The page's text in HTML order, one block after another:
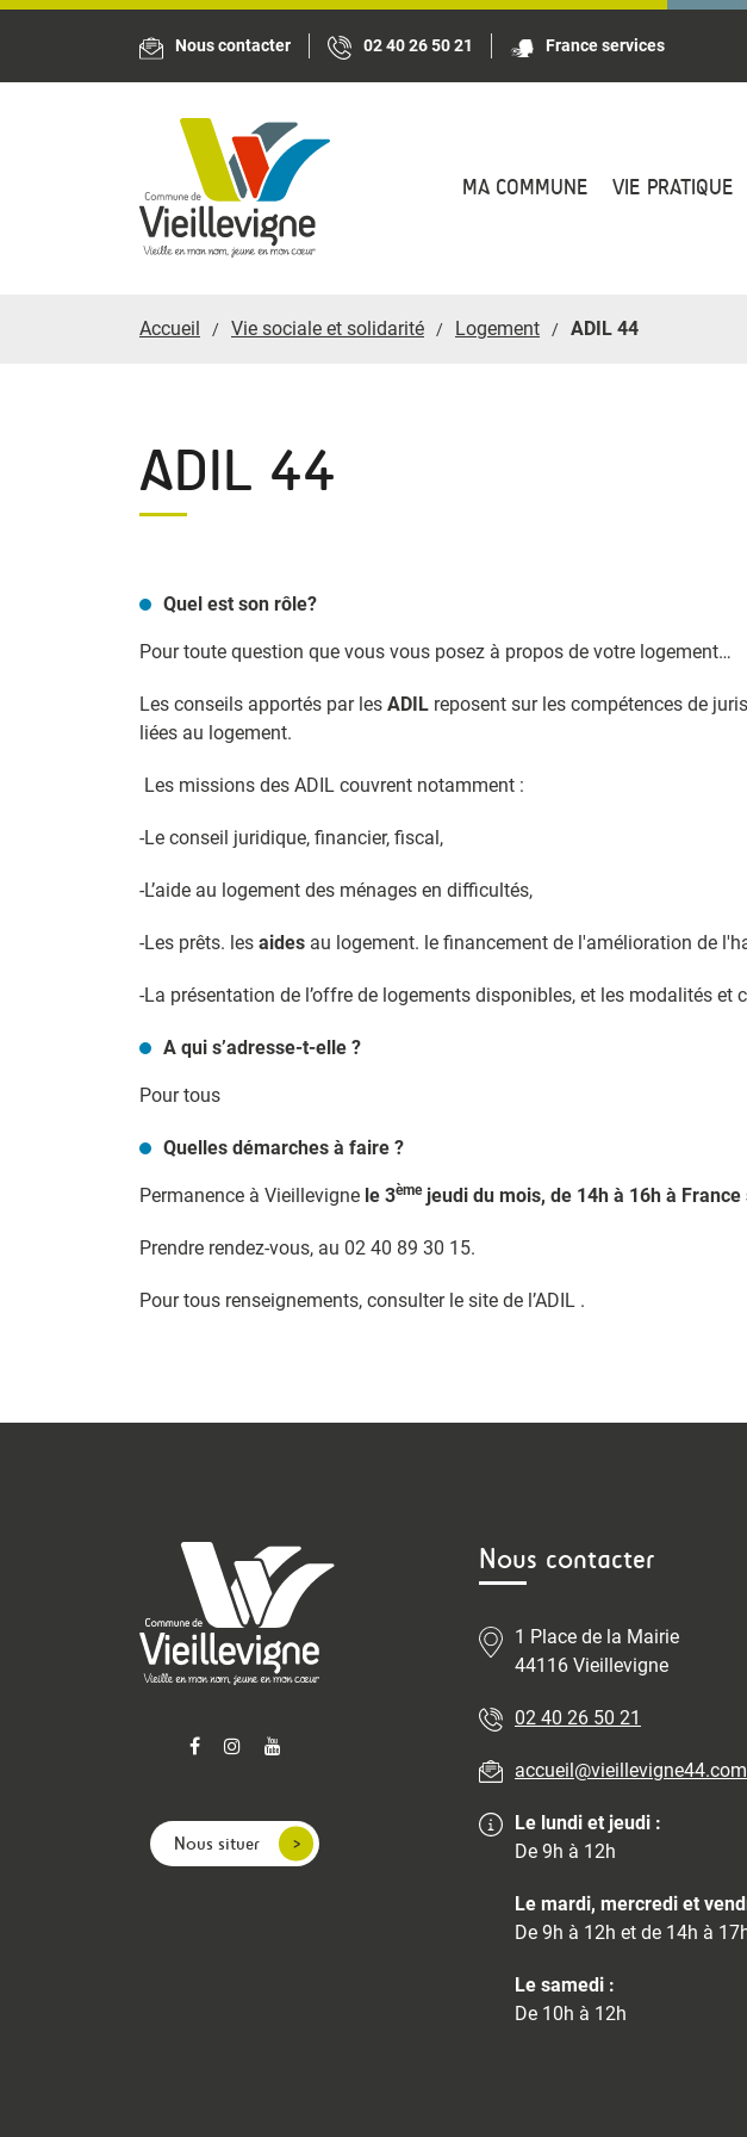
Nous contacter 02 40 26 50 21 France services
MA COMMUNE VIE PRATIQUE
Accueil Vie sociale et solidarité Logement ADIL 44
ADIL 44
Quel est son rôle?
Pour toute question que vous vous posez à propos de votre logement…
Les conseils apportés par les ADIL reposent sur les compétences de
liées au logement.
Les missions des ADIL couvrent notamment :
-Le conseil juridique, financier, fiscal,
-L’aide au logement des ménages en difficultés,
-Les prêts. les aides au logement. le financement de l'amélioration de
-La présentation de l’offre de logements disponibles, et les modalités et
A qui s’adresse-t-elle ?
Pour tous
Quelles démarches à faire ?
Permanence à Vieillevigne le 3èmejeudi du mois, de 14h à 16h à
Prendre rendez-vous, au 02 40 89 30 15.
Pour tous renseignements, consulter le site de l’ADIL .
Nous situer
Nous contacter
1 Place de la Mairie
44116 Vieillevigne
02 40 26 50 21
accueil@vieillevigne44.com
Le lundi et jeudi :
De 9h à 12h
Le mardi, mercredi et
De 9h à 12h et de 14h à
Le samedi :
De 10h à 12h
Panneau de gestion des cookies